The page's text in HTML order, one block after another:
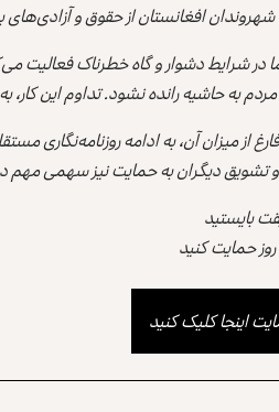
افغانستان از حقوق و آزادی‌های
در شرایط دشوار و گاه خطرناک فعالیت
به حاشیه رانده نشود. تداوم این
از میزان آن، به ادامه روزنامه‌نگاری
دیگران به حمایت نیز سهمی مهم
بایستید
حمایت کنید
اینجا کلیک کنید